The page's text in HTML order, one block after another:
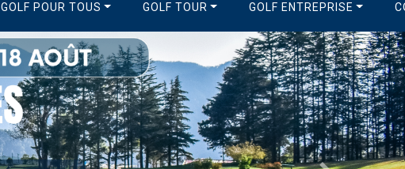
GOLF POUR TOUS GOLF TOUR GOLF ENTREPRISE